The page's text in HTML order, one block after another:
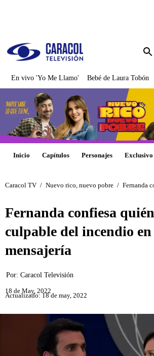
En vivo 'Yo Me Llamo' Bebé de Laura Tobón
Inicio Capítulos Personajes Exclusivo
Caracol TV / Nuevo rico, nuevo pobre / Fernanda
Fernanda confiesa
culpable del incendio
mensajería
Por: Caracol Televisión
18 de May, 2022
Actualizado: 18 de may, 2022